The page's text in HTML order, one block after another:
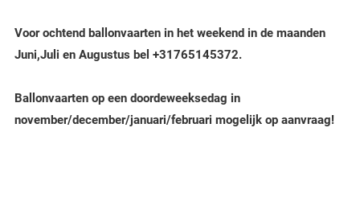
Voor ochtend ballonvaarten in het weekend in de maanden
Juni,Juli en Augustus bel +31765145372.
Ballonvaarten op een doordeweeksedag in
november/december/januari/februari mogelijk op aanvraag!